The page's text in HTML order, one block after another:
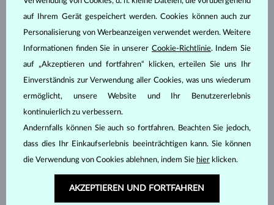
GELBGOLD
SÜSSWASSER
348 €
auf Ihrem Gerät gespeichert werden. Cookies können auch zur
Personalisierung von Werbeanzeigen verwendet werden. Weitere
Informationen finden Sie in unserer Cookie-Richtlinie. Indem Sie
auf „Akzeptieren und fortfahren“ klicken, erteilen Sie uns Ihr
Einverständnis zur Verwendung aller Cookies, was uns wiederum
ermöglicht, unsere Website und Ihr Benutzererlebnis
kontinuierlich zu verbessern.
Andernfalls können Sie auch so fortfahren. Beachten Sie jedoch,
dass dies Ihr Einkaufserlebnis beeinträchtigen kann. Sie können
die Verwendung von Cookies ablehnen, indem Sie hier klicken.
AKZEPTIEREN UND FORTFAHREN